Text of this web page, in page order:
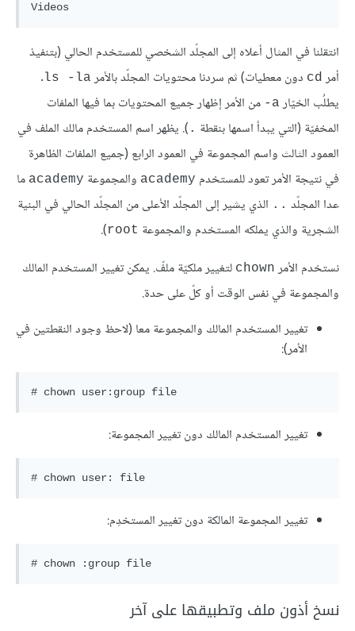
Videos
انتقلنا في المثال أعلاه إلى المجلّد الشخصي للمستخدم الحالي (بتنفيذ
أمر cd دون معطيات) ثم سردنا محتويات المجلّد بالأمر ls -la
.
يطلُب الخيّار a-
من الأمر إظهار جميع المحتويات بما فيها الملفات
المخفيّة (التي يبدأ اسمها بنقطة . ). يظهر اسم المستخدم مالك الملف في
العمود الثالث واسم المجموعة في العمود الرابع (جميع الملفات الظاهرة
في نتيجة الأمر تعود للمستخدم academy والمجموعة academy ما
عدا المجلّد .. الذي يشير إلى المجلّد الأعلى من المجلّد الحالي في البنية
الشجرية والذي يملكه المستخدم والمجموعة root
).
نستخدم الأمر chown لتغيير ملكيّة ملفّ. يمكن تغيير المستخدم المالك
والمجموعة في نفس الوقت أو كلّ على حدة.
تغيير المستخدم المالك والمجموعة معا (لاحظ وجود النقطتين في
الأمر):
# chown user:group file
تغيير المستخدم المالك دون تغيير المجموعة:
# chown user: file
تغيير المجموعة المالكة دون تغيير المستخدِم:
# chown :group file
نسخ أذون ملف وتطبيقها على آخر